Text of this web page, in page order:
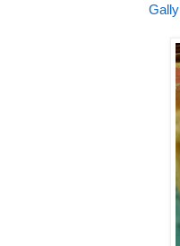
Gally